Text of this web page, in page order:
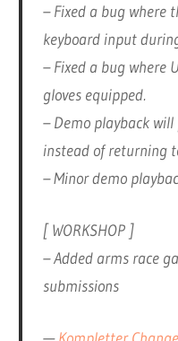
– Fixed a bug where
keyboard input
– Fixed a bug where
gloves equipped.
– Demo playback
instead of returning
– Minor demo
[ WORKSHOP ]
– Added arms race
submissions